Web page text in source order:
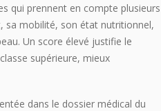
qui prennent en compte plusieurs
sa mobilité, son état nutritionnel,
Un score élevé justifie le
supérieure, mieux
dans le dossier médical du